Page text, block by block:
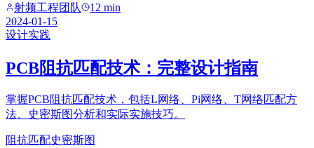
射频工程团队
12 min
2024-01-15
设计实践
PCB阻抗匹配技术：完整设计指南
掌握PCB阻抗匹配技术，包括L网络、Pi网络、T网络匹配方
法、史密斯图分析和实际实施技巧。
阻抗匹配史密斯图